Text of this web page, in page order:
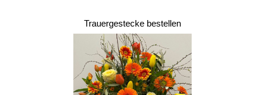
Trauergestecke bestellen